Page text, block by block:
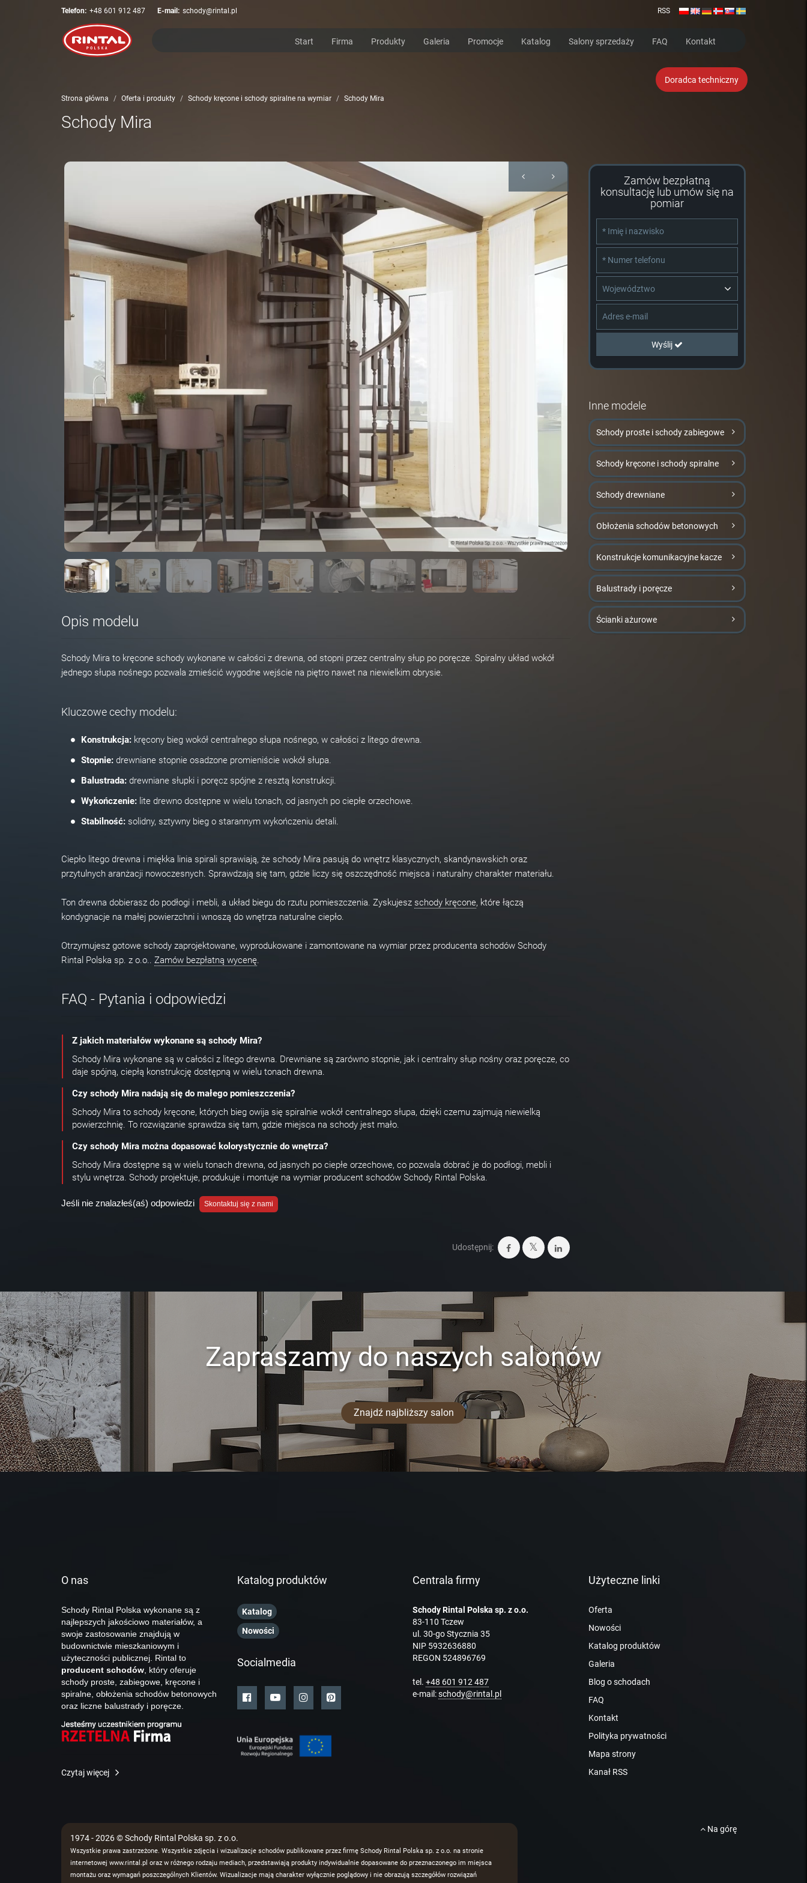
Telefon: +48 601 912 487 E-mail: schody@rintal.pl RSS
Start Firma Produkty Galeria Promocje Katalog Salony sprzedaży FAQ Kontakt
Doradca techniczny
Strona główna Oferta i produkty Schody kręcone i schody spiralne na wymiar Schody Mira
Schody Mira
Opis modelu
Schody Mira to kręcone schody wykonane w całości z drewna, od stopni przez centralny słup po poręcze. Spiralny układ wokół
jednego słupa nośnego pozwala zmieścić wygodne wejście na piętro nawet na niewielkim obrysie.
Kluczowe cechy modelu:
Konstrukcja: kręcony bieg wokół centralnego słupa nośnego, w całości z litego drewna.
Stopnie: drewniane stopnie osadzone promieniście wokół słupa.
Balustrada: drewniane słupki i poręcz spójne z resztą konstrukcji.
Wykończenie: lite drewno dostępne w wielu tonach, od jasnych po ciepłe orzechowe.
Stabilność: solidny, sztywny bieg o starannym wykończeniu detali.
Ciepło litego drewna i miękka linia spirali sprawiają, że schody Mira pasują do wnętrz klasycznych, skandynawskich oraz
przytulnych aranżacji nowoczesnych. Sprawdzają się tam, gdzie liczy się oszczędność miejsca i naturalny charakter materiału.
Ton drewna dobierasz do podłogi i mebli, a układ biegu do rzutu pomieszczenia. Zyskujesz schody kręcone, które łączą
kondygnacje na małej powierzchni i wnoszą do wnętrza naturalne ciepło.
Otrzymujesz gotowe schody zaprojektowane, wyprodukowane i zamontowane na wymiar przez producenta schodów Schody
Rintal Polska sp. z o.o.. Zamów bezpłatną wycenę.
FAQ - Pytania i odpowiedzi
Z jakich materiałów wykonane są schody Mira?
Schody Mira wykonane są w całości z litego drewna. Drewniane są zarówno stopnie, jak i centralny słup nośny oraz poręcze, co
daje spójną, ciepłą konstrukcję dostępną w wielu tonach drewna.
Czy schody Mira nadają się do małego pomieszczenia?
Schody Mira to schody kręcone, których bieg owija się spiralnie wokół centralnego słupa, dzięki czemu zajmują niewielką
powierzchnię. To rozwiązanie sprawdza się tam, gdzie miejsca na schody jest mało.
Czy schody Mira można dopasować kolorystycznie do wnętrza?
Schody Mira dostępne są w wielu tonach drewna, od jasnych po ciepłe orzechowe, co pozwala dobrać je do podłogi, mebli i
stylu wnętrza. Schody projektuje, produkuje i montuje na wymiar producent schodów Schody Rintal Polska.
Jeśli nie znalazłeś(aś) odpowiedzi Skontaktuj się z nami
Udostępnij:
Zamów bezpłatną
konsultację lub umów się na
pomiar
Województwo
Wyślij
Inne modele
Schody proste i schody zabiegowe
Schody kręcone i schody spiralne
Schody drewniane
Obłożenia schodów betonowych
Konstrukcje komunikacyjne kacze
Balustrady i poręcze
Ścianki ażurowe
Zapraszamy do naszych salonów
Znajdź najbliższy salon
O nas
Schody Rintal Polska wykonane są z
najlepszych jakościowo materiałów, a
swoje zastosowanie znajdują w
budownictwie mieszkaniowym i
użyteczności publicznej. Rintal to
producent schodów , który oferuje
schody proste, zabiegowe, kręcone i
spiralne, obłożenia schodów betonowych
oraz liczne balustrady i poręcze.
Czytaj więcej
Katalog produktów
Katalog
Nowości
Socialmedia
Centrala firmy
Schody Rintal Polska sp. z o.o.
83-110 Tczew
ul. 30-go Stycznia 35
NIP 5932636880
REGON 524896769
tel. +48 601 912 487
e-mail:schody@rintal.pl
Użyteczne linki
Oferta
Nowości
Katalog produktów
Galeria
Blog o schodach
FAQ
Kontakt
Polityka prywatności
Mapa strony
Kanał RSS
1974 - 2026 © Schody Rintal Polska sp. z o.o.
Wszystkie prawa zastrzeżone. Wszystkie zdjęcia i wizualizacje schodów publikowane przez firmę Schody Rintal Polska sp. z o.o. na stronie
internetowej www.rintal.pl oraz w różnego rodzaju mediach, przedstawiają produkty indywidualnie dopasowane do przeznaczonego im miejsca
montażu oraz wymagań poszczególnych Klientów. Wizualizacje mają charakter wyłącznie poglądowy i nie obrazują szczegółów rozwiązań
Na górę